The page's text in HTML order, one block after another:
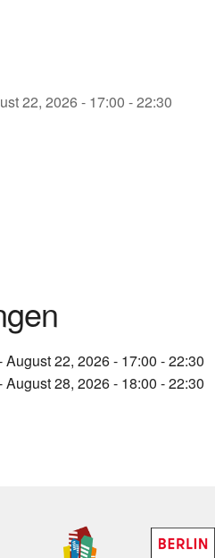
22, 2026 - 17:00 - 22:30
August 22, 2026 - 17:00 - 22:30
August 28, 2026 - 18:00 - 22:30